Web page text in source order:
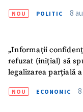
NOU POLITIC 8
„Informații
refuzat (inițial) să
legalizarea parțială
NOU ECONOMIC